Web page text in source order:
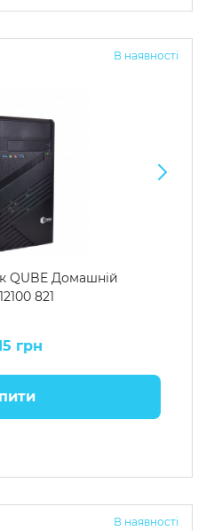
В наявності
QUBE Домашній
821
грн
В наявності